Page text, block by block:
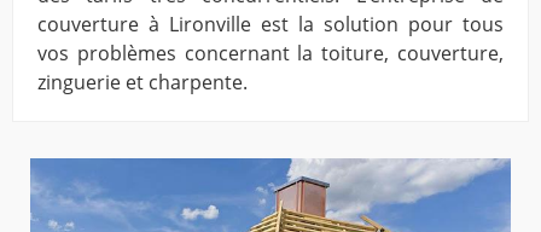
couverture à Lironville est la solution pour tous
vos problèmes concernant la toiture, couverture,
zinguerie et charpente.